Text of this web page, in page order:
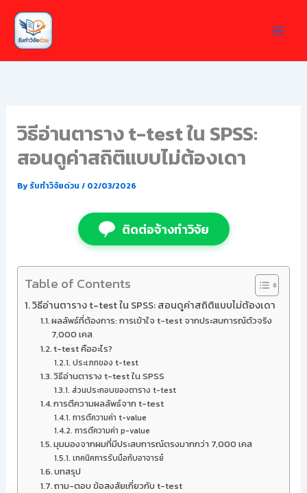
Skip
content
วิธีอ่านตาราง t-test ใน SPSS:
สอนดูค่าสถิติแบบไม่ต้องเดา
Byรับทำวิจัยด่วน / 02/03/2026
ติดต่อจ้างทำวิจัย
Table of Contents
วิธีอ่านตาราง t-test ใน SPSS: สอนดูค่าสถิติแบบไม่ต้องเดา
ผลลัพธ์ที่ต้องการ: การเข้าใจ t-test จากประสบการณ์ตัวจริง
7,000 เคส
t-test คืออะไร?
ประเภทของ t-test
วิธีอ่านตาราง t-test ใน SPSS
ส่วนประกอบของตาราง t-test
การตีความผลลัพธ์จาก t-test
การตีความค่า t-value
การตีความค่า p-value
มุมมองจากผมที่มีประสบการณ์ตรงมากกว่า 7,000 เคส
เทคนิคการรับมือกับอาจารย์
บทสรุป
ถาม-ตอบ ข้อสงสัยเกี่ยวกับ t-test